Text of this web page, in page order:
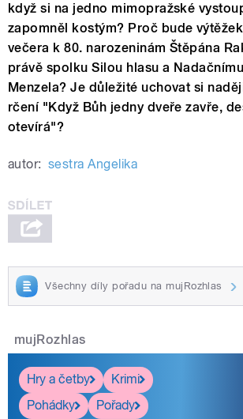
když si na jedno mimopražské
zapomněl kostým? Proč bude
večera k 80. narozeninám Štěpána
právě spolku Silou hlasu a
Menzela? Je důležité uchovat si
rčení "Když Bůh jedny dveře zavře,
otevírá"?
autor: sestra Angelika
Všechny díly pořadu na mujRozhlas
mujRozhlas
Hry a četby
Krimi
Pohádky
Pořady